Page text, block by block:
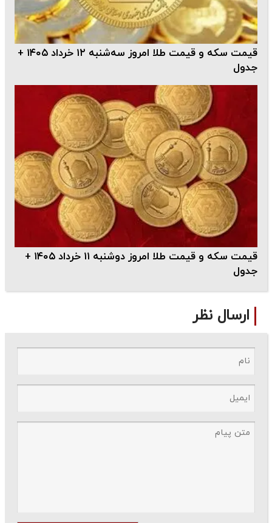
قیمت سکه و قیمت طلا امروز سه‌شنبه ۱۲ خرداد ۱۴۰۵ +
جدول
قیمت سکه و قیمت طلا امروز دوشنبه ۱۱ خرداد ۱۴۰۵ +
جدول
ارسال نظر